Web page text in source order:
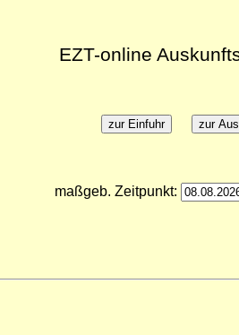
EZT-online
maßgeb. Zeitpunkt: